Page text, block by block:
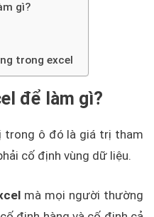
gì?
trong excel
để làm gì?
trong ô đó là giá trị tham
cố định vùng dữ liệu.
mà mọi người thường